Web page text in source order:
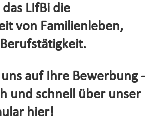
LIfBi die
von Familienleben,
auf Ihre Bewerbung -
und schnell über unser
hier!